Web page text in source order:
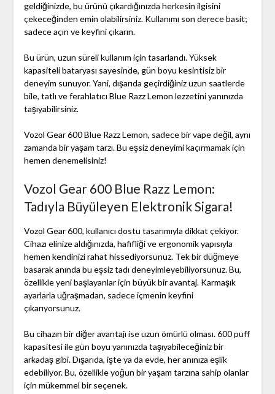
geldiğinizde, bu ürünü çıkardığınızda herkesin ilgisini
çekeceğinden emin olabilirsiniz. Kullanımı son derece basit;
sadece açın ve keyfini çıkarın.
Bu ürün, uzun süreli kullanım için tasarlandı. Yüksek
kapasiteli bataryası sayesinde, gün boyu kesintisiz bir
deneyim sunuyor. Yani, dışarıda geçirdiğiniz uzun saatlerde
bile, tatlı ve ferahlatıcı Blue Razz Lemon lezzetini yanınızda
taşıyabilirsiniz.
Vozol Gear 600 Blue Razz Lemon, sadece bir vape değil, aynı
zamanda bir yaşam tarzı. Bu eşsiz deneyimi kaçırmamak için
hemen denemelisiniz!
Vozol Gear 600 Blue Razz Lemon:
Tadıyla Büyüleyen Elektronik Sigara!
Vozol Gear 600, kullanıcı dostu tasarımıyla dikkat çekiyor.
Cihazı elinize aldığınızda, hafifliği ve ergonomik yapısıyla
hemen kendinizi rahat hissediyorsunuz. Tek bir düğmeye
basarak anında bu eşsiz tadı deneyimleyebiliyorsunuz. Bu,
özellikle yeni başlayanlar için büyük bir avantaj. Karmaşık
ayarlarla uğraşmadan, sadece içmenin keyfini
çıkarıyorsunuz.
Bu cihazın bir diğer avantajı ise uzun ömürlü olması. 600 puff
kapasitesi ile gün boyu yanınızda taşıyabileceğiniz bir
arkadaş gibi. Dışarıda, işte ya da evde, her anınıza eşlik
edebiliyor. Bu, özellikle yoğun bir yaşam tarzına sahip olanlar
için mükemmel bir seçenek.